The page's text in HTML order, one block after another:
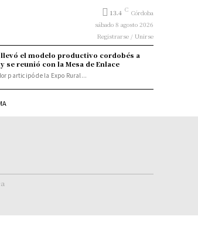
13.4 C Córdoba
sábado 8 agosto 2026
Registrarse / Unirse
el modelo productivo cordobés a
se reunió con la Mesa de Enlace
participó de la Expo Rural...